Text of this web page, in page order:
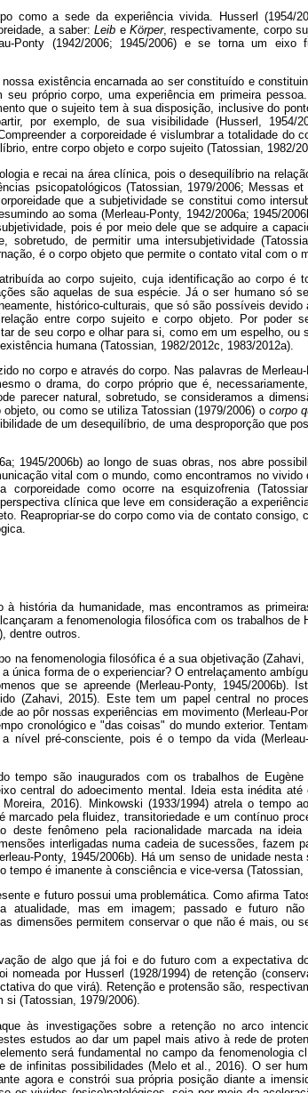
como a sede da experiência vivida. Husserl (1954/
a saber:Leib eKörper, respectivamente, corpo
Ponty (1942/2006; 1945/2006) e se torna um eixo
existência encarnada ao ser constituído e
próprio corpo, uma experiência em primeira
que o sujeito tem à sua disposição, inclusive do
por exemplo, de sua visibilidade (Husserl, 1954/
a corporeidade é vislumbrar a totalidade do
entre corpo objeto e corpo sujeito (Tatossian, 1982/
e recai na área clínica, pois o desequilíbrio na
psicopatológicos (Tatossian, 1979/2006; Messas
que a subjetividade se constitui como
ao soma (Merleau-Ponty, 1942/2006a; 1945/
pois é por meio dele que se adquire a
de permitir uma intersubjetividade
é o corpo objeto que permite o contato vital com o
ao corpo sujeito, cuja identificação ao corpo é
são aquelas de sua espécie. Já o ser humano só
histórico-culturais, que só são possíveis devido
entre corpo sujeito e corpo objeto. Por poder
de seu corpo e olhar para si, como em um espelho, ou
humana (Tatossian, 1982/2012c, 1983/2012a).
no corpo e através do corpo. Nas palavras de Merleau-
o drama, do corpo próprio que é,
parecer natural, sobretudo, se consideramos a
ou como se utiliza Tatossian (1979/2006) o corpo
de um desequilíbrio, de uma desproporção que
1945/2006b) ao longo de suas obras, nos abre
vital com o mundo, como encontramos no vivido
como ocorre na esquizofrenia
clínica que leve em consideração a
Reapropriar-se do corpo como via de contato consigo,
história da humanidade, mas encontramos as
a fenomenologia filosófica com os trabalhos de
dentre outros.
na fenomenologia filosófica é a sua objetivação (Zahavi,
única forma de o experienciar? O entrelaçamento
que se apreende (Merleau-Ponty, 1945/2006b).
(Zahavi, 2015). Este tem um papel central no
ao pôr nossas experiências em movimento (Merleau-
cronológico e "das coisas" do mundo exterior.
nível pré-consciente, pois é o tempo da vida (Merleau-
tempo são inaugurados com os trabalhos de Eugène
central do adoecimento mental. Ideia esta inédita até
2016). Minkowski (1933/1994) atrela o tempo
marcado pela fluidez, transitoriedade e um contínuo
deste fenômeno pela racionalidade marcada na
interligadas numa cadeia de sucessões, fazem
Ponty, 1945/2006b). Há um senso de unidade
tempo é imanente à consciência e vice-versa (Tatossian,
e futuro possui uma problemática. Como afirma
atualidade, mas em imagem; passado e futuro
dimensões permitem conservar o que não é mais, ou
de algo que já foi e do futuro com a expectativa
nomeada por Husserl (1928/1994) de retenção
do que virá). Retenção e protensão são,
si (Tatossian, 1979/2006).
às investigações sobre a retenção no arco
estudos ao dar um papel mais ativo à rede de
será fundamental no campo da fenomenologia
de infinitas possibilidades (Melo et al., 2016). O ser
agora e constrói sua própria posição diante a